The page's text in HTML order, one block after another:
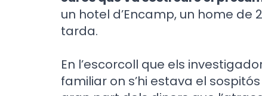
un hotel d’Encamp, un home de
tarda.
En l’escorcoll que els
familiar on s’hi estava el